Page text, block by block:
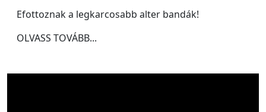
Efottoznak a legkarcosabb alter bandák!
OLVASS TOVÁBB...